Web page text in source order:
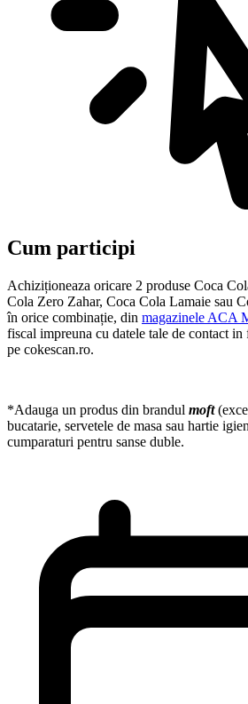
Cum participi
Achiziționeaza oricare 2 produse Coca
Cola Zero Zahar, Coca Cola Lamaie sau
în orice combinație, din magazinele ACA
fiscal impreuna cu datele tale de contact
pe cokescan.ro.
*Adauga un produs din brandul moft
bucatarie, servetele de masa sau hartie
cumparaturi pentru sanse duble.